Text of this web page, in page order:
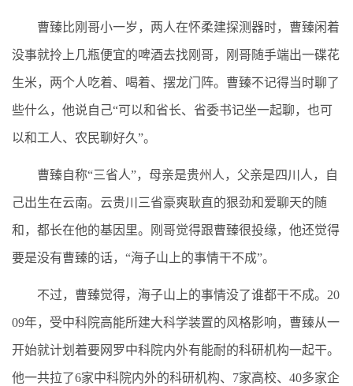
曹臻比刚哥小一岁，两人在怀柔建探测器时，曹臻闲着
没事就拎上几瓶便宜的啤酒去找刚哥，刚哥随手端出一碟花
生米，两个人吃着、喝着、摆龙门阵。曹臻不记得当时聊了
些什么，他说自己“可以和省长、省委书记坐一起聊，也可
以和工人、农民聊好久”。
曹臻自称“三省人”，母亲是贵州人，父亲是四川人，自
己出生在云南。云贵川三省豪爽耿直的狠劲和爱聊天的随
和，都长在他的基因里。刚哥觉得跟曹臻很投缘，他还觉得
要是没有曹臻的话，“海子山上的事情干不成”。
不过，曹臻觉得，海子山上的事情没了谁都干不成。20
09年，受中科院高能所建大科学装置的风格影响，曹臻从一
开始就计划着要网罗中科院内外有能耐的科研机构一起干。
他一共拉了6家中科院内外的科研机构、7家高校、40多家企